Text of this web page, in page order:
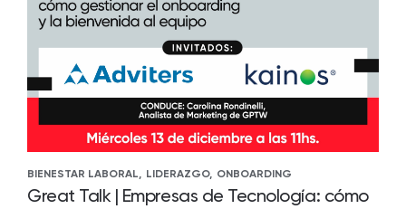
BIENESTAR LABORAL, LIDERAZGO, ONBOARDING
Great Talk | Empresas de Tecnología: cómo